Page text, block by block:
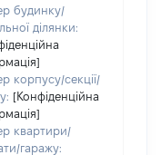
будинку/
ділянки:
корпусу/секції/
[Конфіденційна
квартири/
гаражу: